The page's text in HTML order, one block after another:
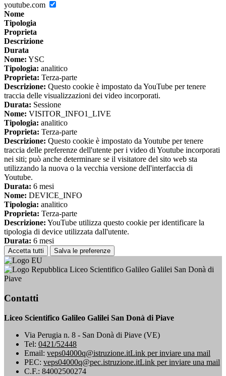
youtube.com
Nome
Tipologia
Proprieta
Descrizione
Durata
Nome: YSC
Tipologia: analitico
Proprieta: Terza-parte
Descrizione: Questo cookie è impostato da YouTube per tenere
traccia delle visualizzazioni dei video incorporati.
Durata: Sessione
Nome: VISITOR_INFO1_LIVE
Tipologia: analitico
Proprieta: Terza-parte
Descrizione: Questo cookie è impostato da Youtube per tenere
traccia delle preferenze dell'utente per i video di Youtube incorporati
nei siti; può anche determinare se il visitatore del sito web sta
utilizzando la nuova o la vecchia versione dell'interfaccia di
Youtube.
Durata: 6 mesi
Nome: DEVICE_INFO
Tipologia: analitico
Proprieta: Terza-parte
Descrizione: YouTube utilizza questo cookie per identificare la
tipologia di device utilizzata dall'utente.
Durata: 6 mesi
Accetta tutti Salva le preferenze
Liceo Scientifico Galileo Galilei San Donà di
Piave
Contatti
Liceo Scientifico Galileo Galilei San Donà di Piave
Via Perugia n. 8 - San Donà di Piave (VE)
Tel: 0421/52448
Email: veps04000q@istruzione.itLink per inviare una mail
PEC: veps04000q@pec.istruzione.itLink per inviare una mail
C.F.: 84002500274